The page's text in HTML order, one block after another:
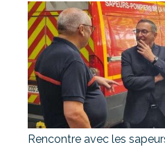
Rencontre avec les